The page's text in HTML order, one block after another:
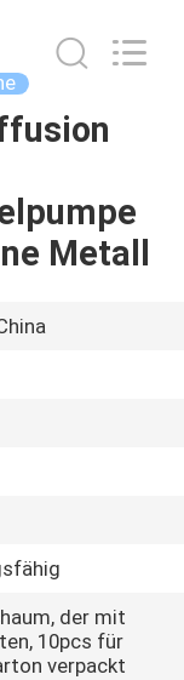
Metall
der mit
10pcs für
verpackt